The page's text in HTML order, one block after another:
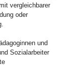
vergleichbarer
oder
und
Sozialarbeiter